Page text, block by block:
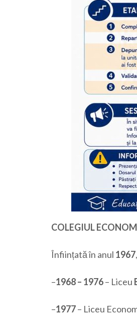
COLEGIUL
Înființată în anul 1967
–1968 – 1976– Liceu
–1977– Liceu